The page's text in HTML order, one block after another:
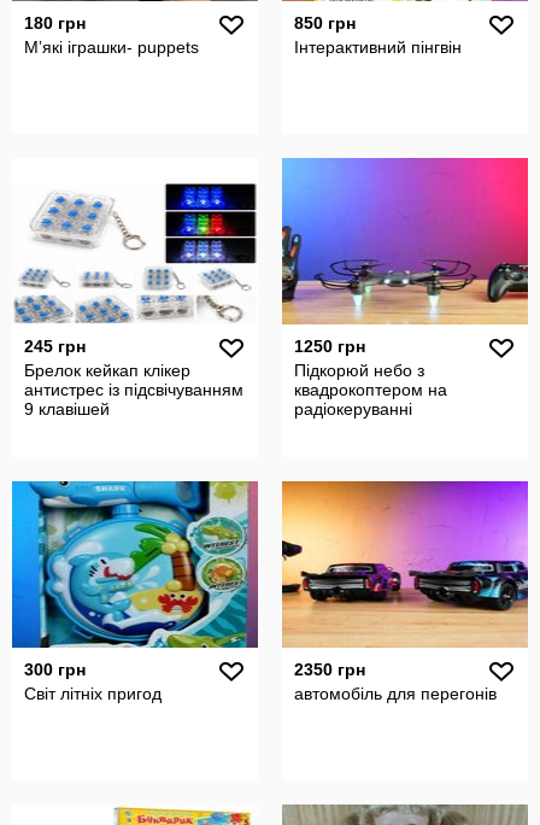
180 грн
Мʼякі іграшки- puppets
850 грн
Інтерактивний пінгвін
245 грн
Брелок кейкап клікер
антистрес із підсвічуванням
9 клавішей
1250 грн
Підкорюй небо з
квадрокоптером на
радіокеруванні
300 грн
Світ літніх пригод
2350 грн
автомобіль для перегонів